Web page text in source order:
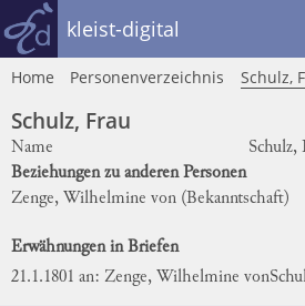
kleist-digital
Home Personenverzeichnis Schulz,
Schulz, Frau
Name
Schulz,
Beziehungen zu anderen Personen
Zenge, Wilhelmine von (Bekanntschaft)
Erwähnungen in Briefen
21.1.1801 an: Zenge, Wilhelmine von